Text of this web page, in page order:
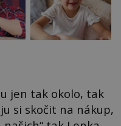
jen tak okolo, tak
si skočit na nákup,